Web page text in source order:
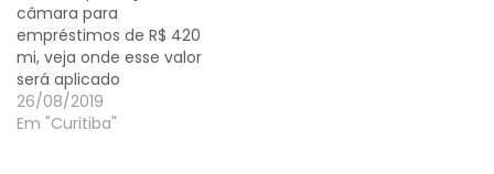
câmara para
empréstimos de R$ 420
mi, veja onde esse valor
será aplicado
26/08/2019
Em "Curitiba"